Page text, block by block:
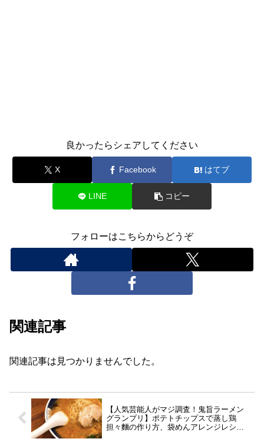
良かったらシェアしてください
X Facebook はてブ
LINE コピー
フォローはこちらからどうぞ
関連記事
関連記事は見つかりませんでした。
【人気芸能人がマジ調査！鬼旨ラーメン
グランプリ】ポテトチップスで蒸し鶏
担々麵の作り方、袋めんアレンジレシピ